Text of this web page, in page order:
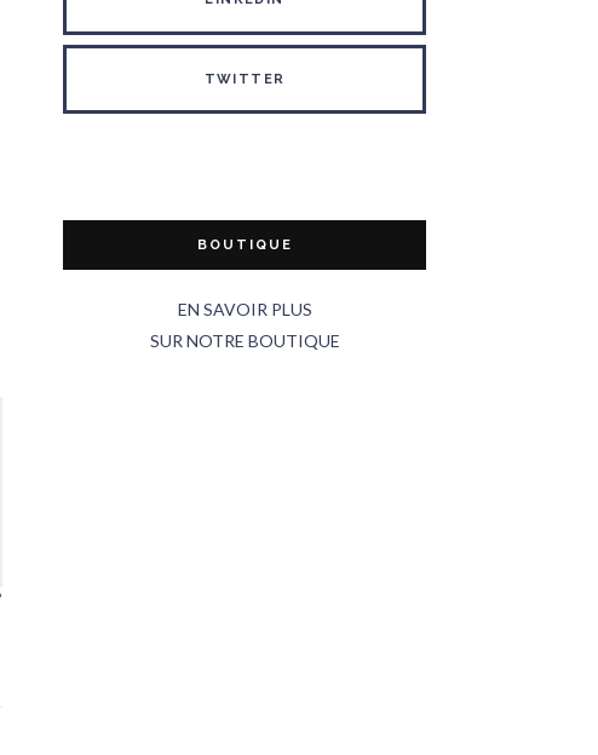
TWITTER
BOUTIQUE
EN SAVOIR PLUS
SUR NOTRE BOUTIQUE